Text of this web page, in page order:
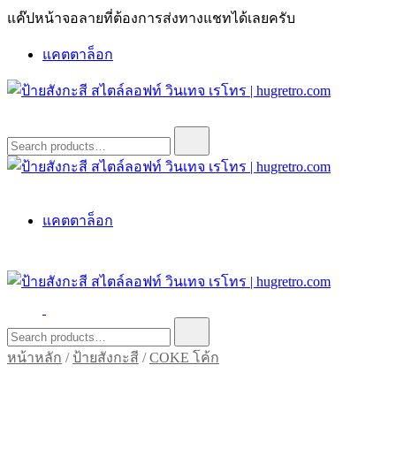
Skip
แค๊ปหน้าจอลายที่ต้องการส่งทางแชทได้เลยครับ
แคตตาล็อก
ป้ายสังกะสี สไตล์ลอฟท์ วินเทจ เรโทร | hugretro.com
ป้ายวินเทจ แต่งบ้าน ร้านกาแฟ ผับ โรงแรม ป้ายโค้ก เป็ปซี่เวสป้า
ฮาร์เล่ย์โฆษณาเก่าโบราณ มีราคาแบบสวยๆเพียบหรือสั่งทำโทร
O8664277II
for:
ฮาร์เล่ย์โฆษณาเก่าโบราณ มีราคาแบบสวยๆเพียบหรือสั่งทำโทร
แคตตาล็อก
ป้ายสังกะสี สไตล์ลอฟท์ วินเทจ เรโทร | hugretro.com
ป้ายวินเทจ แต่งบ้าน ร้านกาแฟ ผับ โรงแรม ป้ายโค้ก เป็ปซี่เวสป้า
ฮาร์เล่ย์โฆษณาเก่าโบราณ มีราคาแบบสวยๆเพียบหรือสั่งทำโทร
O8664277II
for:
หน้าหลัก / ป้ายสังกะสี /COKE โค้ก